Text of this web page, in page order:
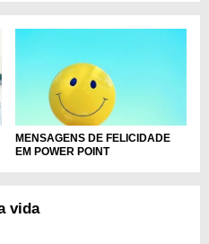
MENSAGENS DE FELICIDADE
EM POWER POINT
vida